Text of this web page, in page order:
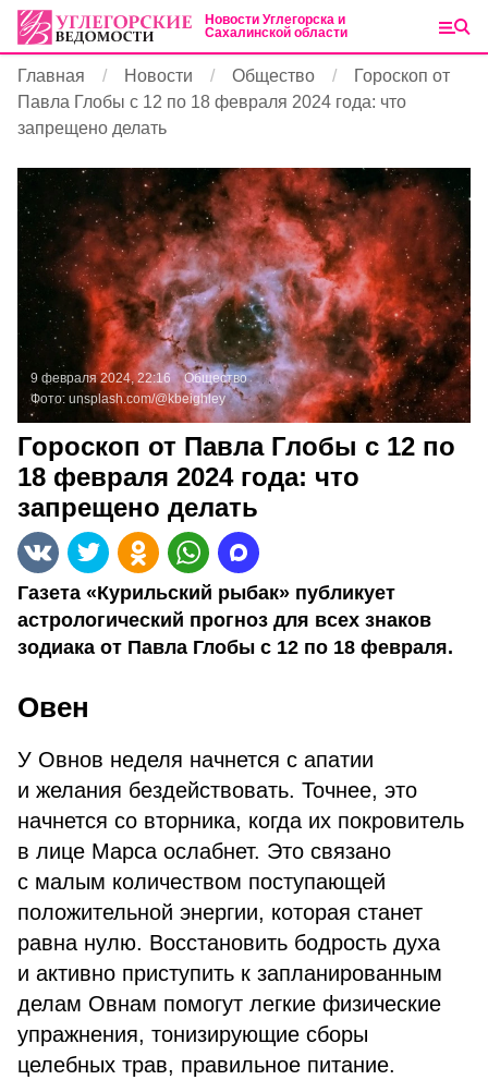
Новости Углегорска и
Сахалинской области
Главная Новости Общество
Гороскоп от
Павла Глобы с 12 по 18 февраля 2024 года: что
запрещено делать
9 февраля 2024, 22:16
Общество
Фото: unsplash.com/@kbeighley
Гороскоп от Павла Глобы с 12 по
18 февраля 2024 года: что
запрещено делать
Газета «Курильский рыбак» публикует
астрологический прогноз для всех знаков
зодиака от Павла Глобы с 12 по 18 февраля.
Овен
У Овнов неделя начнется с апатии
и желания бездействовать. Точнее, это
начнется со вторника, когда их покровитель
в лице Марса ослабнет. Это связано
с малым количеством поступающей
положительной энергии, которая станет
равна нулю. Восстановить бодрость духа
и активно приступить к запланированным
делам Овнам помогут легкие физические
упражнения, тонизирующие сборы
целебных трав, правильное питание.